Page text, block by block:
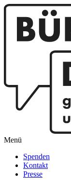
Menü
Spenden
Kontakt
Presse